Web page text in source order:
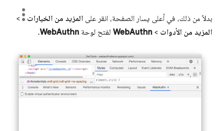
بدلاً من ذلك، في أعلى يسار الصفحة، انقر على المزيد من الخيارات
>
المزيد من الأدوات >
WebAuthn لفتح لوحة WebAuthn
.